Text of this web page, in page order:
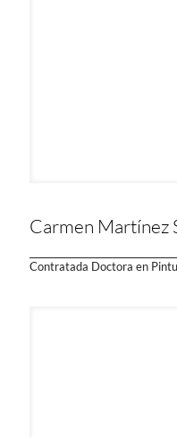
Carmen Martínez
Contratada Doctora en